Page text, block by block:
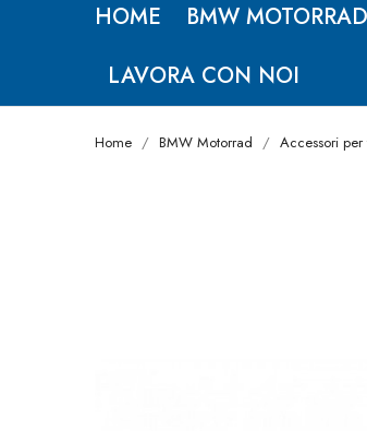
HOME BMW MOTORRAD
LAVORA CON NOI
Home BMW Motorrad Accessori